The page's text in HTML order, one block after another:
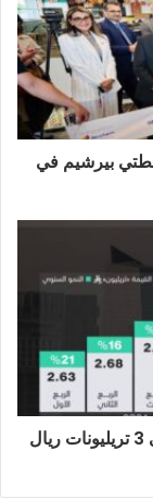
بيرشيم في
رصيد الاستثمار الأجنبي في السعودية يتخطى 3 تريليونات ريال